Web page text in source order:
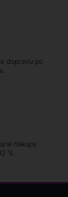
dopravu po
nákupy
%.